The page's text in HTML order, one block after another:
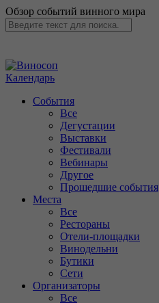
Обзор событий винного мира
Календарь
События
Все
Дегустации
Выставки
Фестивали
Вебинары
Другое
Прошедшие события
Места
Все
Рестораны
Отели-площадки
Винодельни
Бутики
Сети
Организаторы
Все